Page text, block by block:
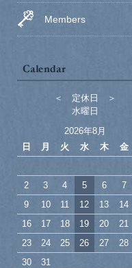
Members
＜ 定休日 ＞
水曜日
2026年8月
日
月 火 水 木 金
2
3 4 5 6 7
9
10 11 12 13 14
16
17 18 19 20 21
23
24 25 26 27 28
30
31